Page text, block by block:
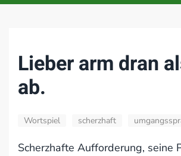
Lieber arm dran
ab.
Wortspiel scherzhaft
Scherzhafte Aufforderung, seine